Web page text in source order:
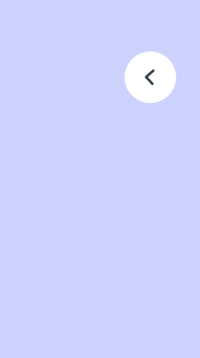
la Bretagne :